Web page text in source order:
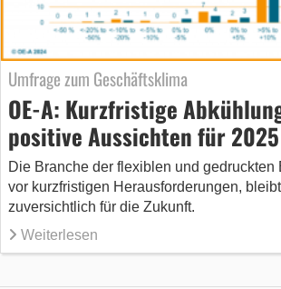
Umfrage zum Geschäftsklima
OE-A: Kurzfristige
positive Aussichten für 2025
Die Branche der flexiblen und gedruckten
vor kurzfristigen Herausforderungen,
zuversichtlich für die Zukunft.
Weiterlesen